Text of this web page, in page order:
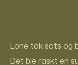
Lone tok sats og
Det ble raskt en